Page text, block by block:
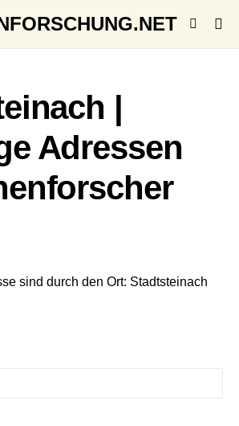
|
Adressen
sind durch den Ort: Stadtsteinach